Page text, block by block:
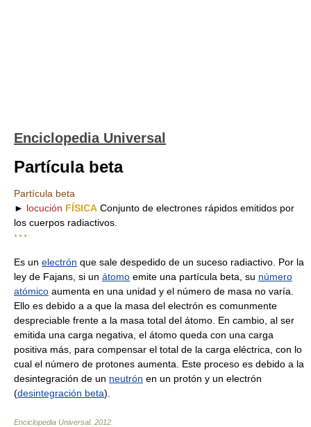
Enciclopedia Universal
Partícula beta
Partícula beta
► locución FÍSICA Conjunto de electrones rápidos emitidos por
los cuerpos radiactivos.
* * *
Es un electrón que sale despedido de un suceso radiactivo. Por la
ley de Fajans, si un átomo emite una partícula beta, su número
atómico aumenta en una unidad y el número de masa no varía.
Ello es debido a a que la masa del electrón es comunmente
despreciable frente a la masa total del átomo. En cambio, al ser
emitida una carga negativa, el átomo queda con una carga
positiva más, para compensar el total de la carga eléctrica, con lo
cual el número de protones aumenta. Este proceso es debido a la
desintegración de un neutrón en un protón y un electrón
(desintegración beta).
Enciclopedia Universal. 2012